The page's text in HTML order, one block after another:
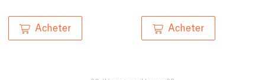
Acheter Acheter